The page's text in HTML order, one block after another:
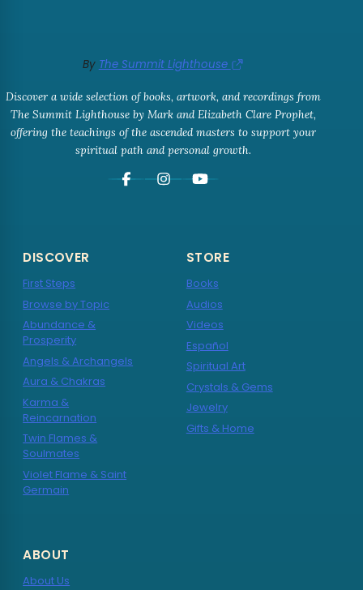
By The Summit Lighthouse
Discover a wide selection of books, artwork, and recordings from
The Summit Lighthouse by Mark and Elizabeth Clare Prophet,
offering the teachings of the ascended masters to support your
spiritual path and personal growth.
DISCOVER
First Steps
Browse by Topic
Abundance &
Prosperity
Angels & Archangels
Aura & Chakras
Karma &
Reincarnation
Twin Flames &
Soulmates
Violet Flame & Saint
Germain
STORE
Books
Audios
Videos
Español
Spiritual Art
Crystals & Gems
Jewelry
Gifts & Home
ABOUT
About Us